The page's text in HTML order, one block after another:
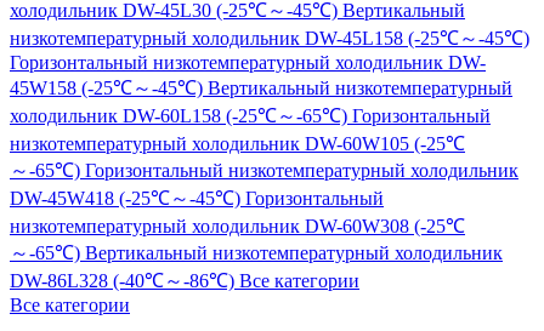
холодильник DW-45L30 (-25℃～-45℃) Вертикальный
низкотемпературный холодильник DW-45L158 (-25℃～-45℃)
Горизонтальный низкотемпературный холодильник DW-
45W158 (-25℃～-45℃) Вертикальный низкотемпературный
холодильник DW-60L158 (-25℃～-65℃) Горизонтальный
низкотемпературный холодильник DW-60W105 (-25℃
～-65℃) Горизонтальный низкотемпературный холодильник
DW-45W418 (-25℃～-45℃) Горизонтальный
низкотемпературный холодильник DW-60W308 (-25℃
～-65℃) Вертикальный низкотемпературный холодильник
DW-86L328 (-40℃～-86℃) Все категории
Все категории